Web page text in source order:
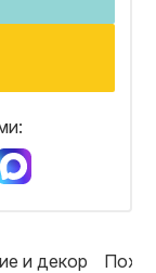
и декор